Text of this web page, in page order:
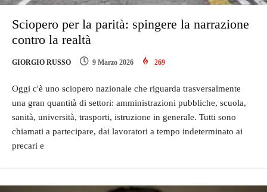
Sciopero per la parità: spingere la narrazione
contro la realtà
GIORGIO RUSSO 9 Marzo 2026 269
Oggi c'è uno sciopero nazionale che riguarda trasversalmente
una gran quantità di settori: amministrazioni pubbliche, scuola,
sanità, università, trasporti, istruzione in generale. Tutti sono
chiamati a partecipare, dai lavoratori a tempo indeterminato ai
precari e